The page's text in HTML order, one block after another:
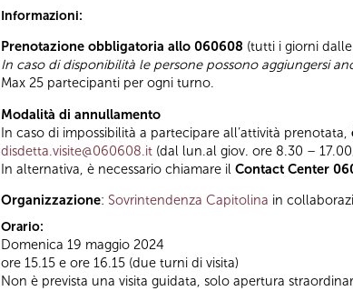
Informazioni:
Prenotazione obbligatoria allo 060608 (tutti i giorni
In caso di disponibilità le persone possono aggiungersi
Max 25 partecipanti per ogni turno.
Modalità di annullamento
In caso di impossibilità a partecipare all’attività prenotata,
disdetta.visite@060608.it (dal lun.al giov. ore 8.30 –
In alternativa, è necessario chiamare il Contact Center
Organizzazione: Sovrintendenza Capitolina in
Orario:
Domenica 19 maggio 2024
ore 15.15 e ore 16.15 (due turni di visita)
Non è prevista una visita guidata, solo apertura